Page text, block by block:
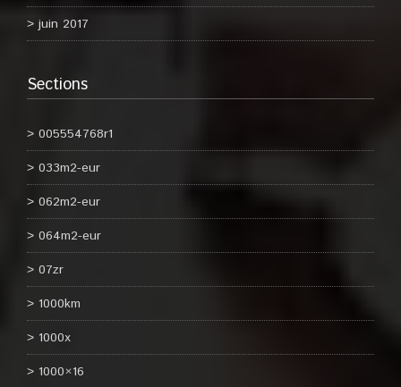
juin 2017
Sections
005554768r1
033m2-eur
062m2-eur
064m2-eur
07zr
1000km
1000x
1000×16